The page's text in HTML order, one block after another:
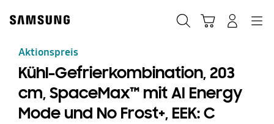
content
accessibility
Aktionspreis
Kühl-Gefrierkombination, 203
cm, SpaceMax™ mit AI Energy
Mode und No Frost+, EEK: C